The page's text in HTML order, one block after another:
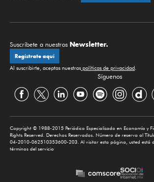
Suscríbete a nuestros Newsletter.
Regístrate aquí
Al suscribirte, aceptas nuestras políticas de privacidad.
Síguenos
Copyright © 1988-2015 Periódico Especializado en Economía y
Rights Reserved. Derechos Reservados. Número de reserva al
04-2010-062510353600-203. Al visitar esta página, usted está
términos del servicio